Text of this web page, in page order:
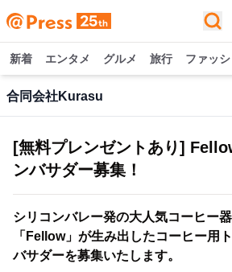
新着 エンタメ グルメ 旅行 ファッ
合同会社Kurasu
[無料プレンゼントあり]
ンバサダー募集！
シリコンバレー発の大人気コーヒー
「Fellow」が生み出したコーヒー用
バサダーを募集いたします。